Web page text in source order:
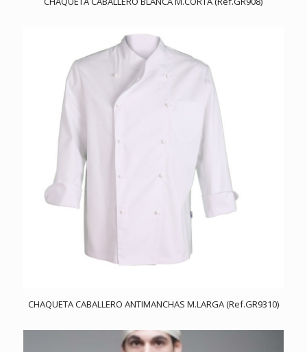
CHAQUETA CABALLERO ANTIMANCHAS M.LARGA (Ref.GR9310)